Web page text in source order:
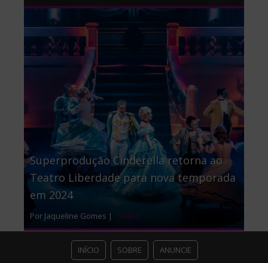
Superprodução Cinderella retorna ao
Teatro Liberdade para nova temporada
em 2024
Por Jaqueline Gomes | Teatro
INÍCIO SOBRE ANUNCIE